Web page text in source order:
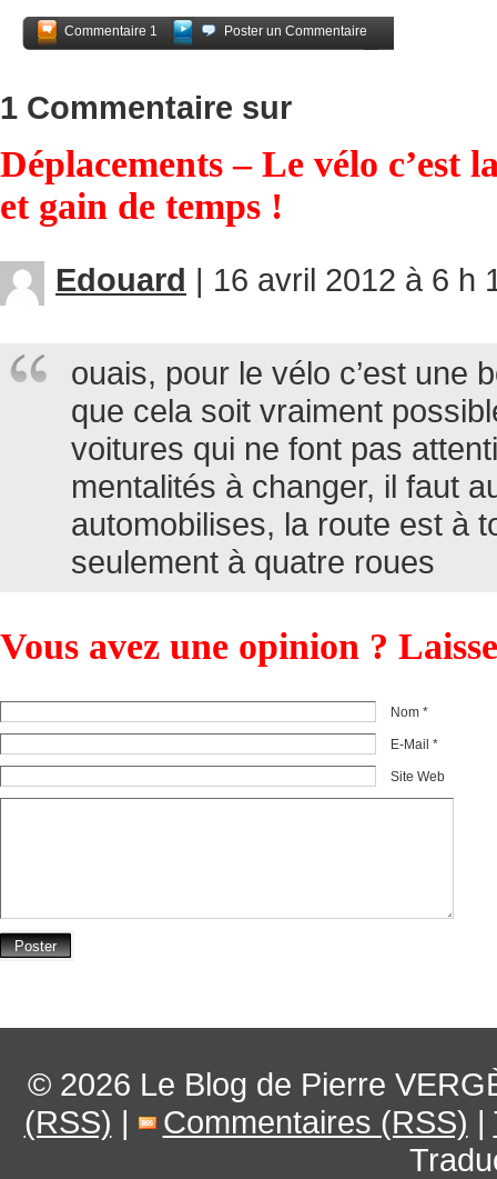
Commentaire 1
Poster un Commentaire
1 Commentaire sur
Déplacements – Le vélo c’est
et gain de temps !
Edouard | 16 avril 2012 à 6 h
ouais, pour le vélo c’est une
que cela soit vraiment
voitures qui ne font pas
mentalités à changer, il faut
automobilises, la route est à
seulement à quatre roues
Vous avez une opinion ?
Nom *
E-Mail *
Site Web
© 2026 Le Blog de Pierre
(RSS) | Commentaires (RSS) |